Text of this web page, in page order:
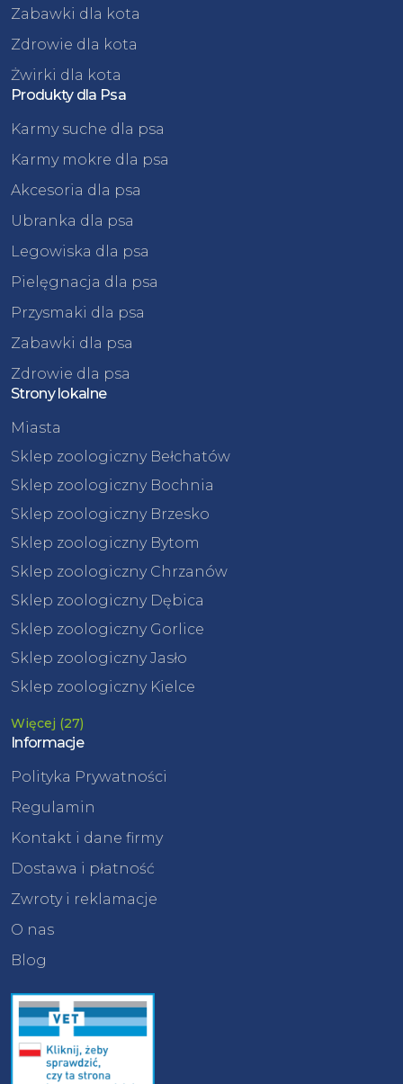
Zabawki dla kota
Zdrowie dla kota
Żwirki dla kota
Produkty dla Psa
Karmy suche dla psa
Karmy mokre dla psa
Akcesoria dla psa
Ubranka dla psa
Legowiska dla psa
Pielęgnacja dla psa
Przysmaki dla psa
Zabawki dla psa
Zdrowie dla psa
Strony lokalne
Miasta
Sklep zoologiczny Bełchatów
Sklep zoologiczny Bochnia
Sklep zoologiczny Brzesko
Sklep zoologiczny Bytom
Sklep zoologiczny Chrzanów
Sklep zoologiczny Dębica
Sklep zoologiczny Gorlice
Sklep zoologiczny Jasło
Sklep zoologiczny Kielce
Więcej (27)
Informacje
Polityka Prywatności
Regulamin
Kontakt i dane firmy
Dostawa i płatność
Zwroty i reklamacje
O nas
Blog